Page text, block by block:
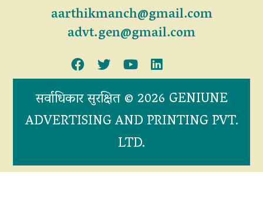
aarthikmanch@gmail.com
advt.gen@gmail.com
सर्वाधिकार सुरक्षित © 2026 GENIUNE
ADVERTISING AND PRINTING PVT.
LTD.